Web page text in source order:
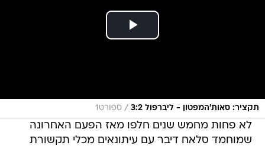
תקציר: סאות'המפטון - ליברפול 3:2 / ספורט1
לא פחות מחמש שנים חלפו מאז הפעם האחרונה
שמוחמד סלאח דיבר עם עיתונאים מכלי תקשורת